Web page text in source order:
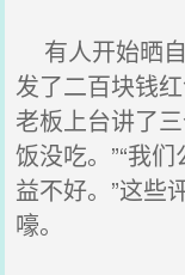
有人开始晒
发了二百块钱
老板上台讲了
饭没吃。”“我
益不好。”这些
嚎。